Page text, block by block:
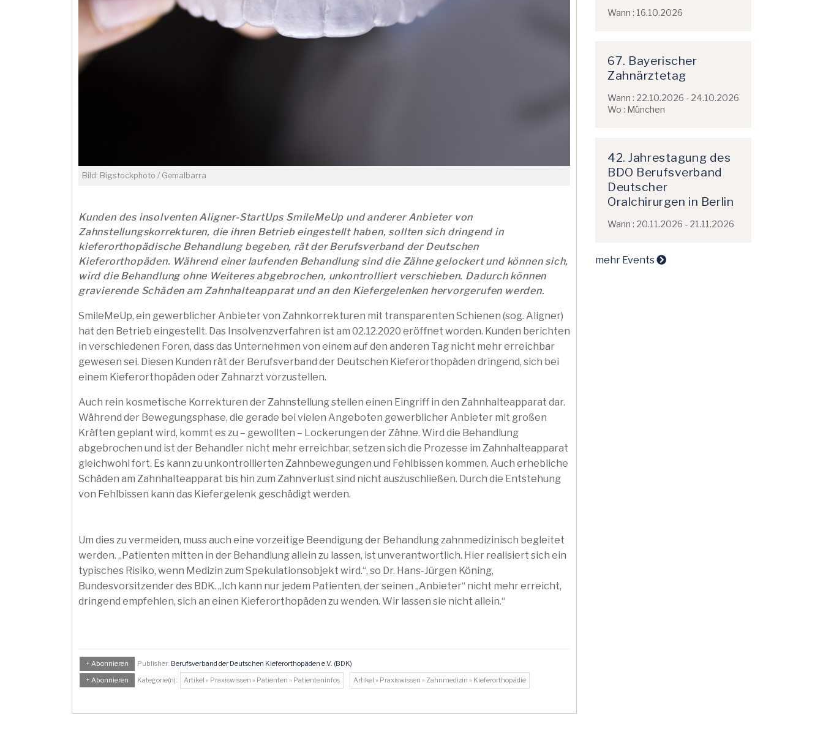
Bild: Bigstockphoto / GemaIbarra
Kunden des insolventen Aligner-StartUps SmileMeUp und anderer Anbieter von
Zahnstellungskorrekturen, die ihren Betrieb eingestellt haben, sollten sich dringend in
kieferorthopädische Behandlung begeben, rät der Berufsverband der Deutschen
Kieferorthopäden. Während einer laufenden Behandlung sind die Zähne gelockert und können sich,
wird die Behandlung ohne Weiteres abgebrochen, unkontrolliert verschieben. Dadurch können
gravierende Schäden am Zahnhalteapparat und an den Kiefergelenken hervorgerufen werden.
SmileMeUp, ein gewerblicher Anbieter von Zahnkorrekturen mit transparenten Schienen (sog. Aligner)
hat den Betrieb eingestellt. Das Insolvenzverfahren ist am 02.12.2020 eröffnet worden. Kunden berichten
in verschiedenen Foren, dass das Unternehmen von einem auf den anderen Tag nicht mehr erreichbar
gewesen sei. Diesen Kunden rät der Berufsverband der Deutschen Kieferorthopäden dringend, sich bei
einem Kieferorthopäden oder Zahnarzt vorzustellen.
Auch rein kosmetische Korrekturen der Zahnstellung stellen einen Eingriff in den Zahnhalteapparat dar.
Während der Bewegungsphase, die gerade bei vielen Angeboten gewerblicher Anbieter mit großen
Kräften geplant wird, kommt es zu – gewollten – Lockerungen der Zähne. Wird die Behandlung
abgebrochen und ist der Behandler nicht mehr erreichbar, setzen sich die Prozesse im Zahnhalteapparat
gleichwohl fort. Es kann zu unkontrollierten Zahnbewegungen und Fehlbissen kommen. Auch erhebliche
Schäden am Zahnhalteapparat bis hin zum Zahnverlust sind nicht auszuschließen. Durch die Entstehung
von Fehlbissen kann das Kiefergelenk geschädigt werden.
Um dies zu vermeiden, muss auch eine vorzeitige Beendigung der Behandlung zahnmedizinisch begleitet
werden. „Patienten mitten in der Behandlung allein zu lassen, ist unverantwortlich. Hier realisiert sich ein
typisches Risiko, wenn Medizin zum Spekulationsobjekt wird.“, so Dr. Hans-Jürgen Köning,
Bundesvorsitzender des BDK. „Ich kann nur jedem Patienten, der seinen „Anbieter“ nicht mehr erreicht,
dringend empfehlen, sich an einen Kieferorthopäden zu wenden. Wir lassen sie nicht allein.“
+ Abonnieren Publisher: Berufsverband der Deutschen Kieferorthopäden e.V. (BDK)
+ Abonnieren
Kategorie(n): Artikel » Praxiswissen » Patienten » Patienteninfos Artikel » Praxiswissen » Zahnmedizin » Kieferorthopädie
Wann : 16.10.2026
67. Bayerischer
Zahnärztetag
Wann : 22.10.2026 - 24.10.2026
Wo : München
42. Jahrestagung des
BDO Berufsverband
Deutscher
Oralchirurgen in Berlin
Wann : 20.11.2026 - 21.11.2026
mehr Events